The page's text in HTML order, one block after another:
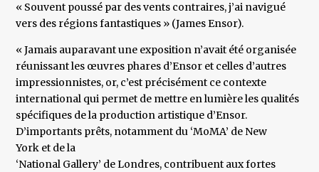
« Souvent poussé par des vents contraires, j’ai navigué
vers des régions fantastiques » (James Ensor).
« Jamais auparavant une exposition n’avait été organisée
réunissant les œuvres phares d’Ensor et celles d’autres
impressionnistes, or, c’est précisément ce contexte
international qui permet de mettre en lumière les qualités
spécifiques de la production artistique d’Ensor.
D’importants prêts, notamment du ‘MoMA’ de New
York et de la
‘National Gallery’ de Londres, contribuent aux fortes